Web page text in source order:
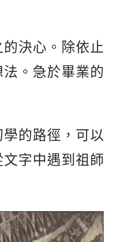
決心。除依止
。急於畢業的
的路徑，可以
字中遇到祖師